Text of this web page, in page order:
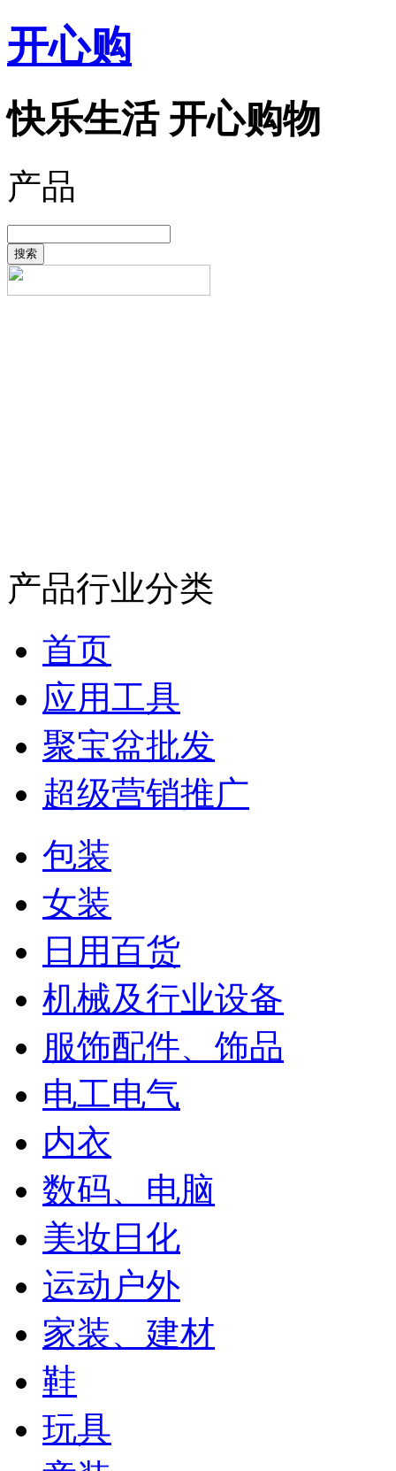
开心购
快乐生活 开心购物
产品
搜索
产品行业分类
首页
应用工具
聚宝盆批发
超级营销推广
包装
女装
日用百货
机械及行业设备
服饰配件、饰品
电工电气
内衣
数码、电脑
美妆日化
运动户外
家装、建材
鞋
玩具